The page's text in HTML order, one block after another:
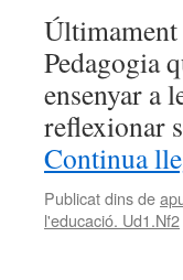
Últimament
Pedagogia
ensenyar a
reflexionar
Continua
Publicat dins de
l'educació. Ud1.Nf2